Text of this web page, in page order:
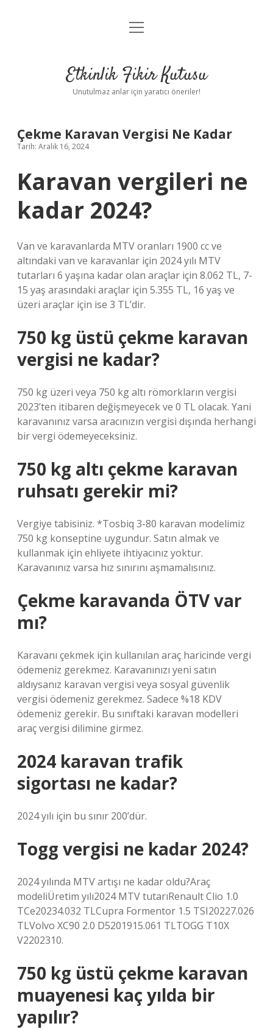
Anasayfa
Yasal Uyarı
menüyü
Etkinlik Fikir Kutusu
Unutulmaz anlar için yaratıcı öneriler!
Çekme Karavan Vergisi Ne Kadar
Tarih: Aralık 16, 2024
Karavan vergileri ne
kadar 2024?
Van ve karavanlarda MTV oranları 1900 cc ve
altındaki van ve karavanlar için 2024 yılı MTV
tutarları 6 yaşına kadar olan araçlar için 8.062 TL, 7-
15 yaş arasındaki araçlar için 5.355 TL, 16 yaş ve
üzeri araçlar için ise 3 TL’dir.
750 kg üstü çekme karavan
vergisi ne kadar?
750 kg üzeri veya 750 kg altı römorkların vergisi
2023’ten itibaren değişmeyecek ve 0 TL olacak. Yani
karavanınız varsa aracınızın vergisi dışında herhangi
bir vergi ödemeyeceksiniz.
750 kg altı çekme karavan
ruhsatı gerekir mi?
Vergiye tabisiniz. *Tosbiq 3-80 karavan modelimiz
750 kg konseptine uygundur. Satın almak ve
kullanmak için ehliyete ihtiyacınız yoktur.
Karavanınız varsa hız sınırını aşmamalısınız.
Çekme karavanda ÖTV var
mı?
Karavanı çekmek için kullanılan araç haricinde vergi
ödemeniz gerekmez. Karavanınızı yeni satın
aldıysanız karavan vergisi veya sosyal güvenlik
vergisi ödemeniz gerekmez. Sadece %18 KDV
ödemeniz gerekir. Bu sınıftaki karavan modelleri
araç vergisi dilimine girmez.
2024 karavan trafik
sigortası ne kadar?
2024 yılı için bu sınır 200’dür.
Togg vergisi ne kadar 2024?
2024 yılında MTV artışı ne kadar oldu?Araç
modeliÜretim yılı2024 MTV tutarıRenault Clio 1.0
TCe20234.032 TLCupra Formentor 1.5 TSI20227.026
TLVolvo XC90 2.0 D5201915.061 TLTOGG T10X
V2202310.
750 kg üstü çekme karavan
muayenesi kaç yılda bir
yapılır?